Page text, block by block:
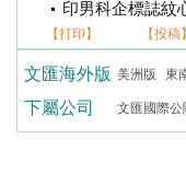
印男科企標誌紋
【打印】 【投稿】
文匯海外版 美洲版 東
下屬公司 文匯國際公